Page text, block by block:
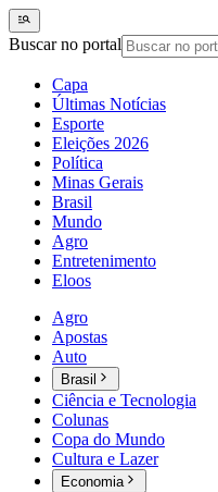
Buscar no portal
Capa
Últimas Notícias
Esporte
Eleições 2026
Política
Minas Gerais
Brasil
Mundo
Agro
Entretenimento
Eloos
Agro
Apostas
Auto
Brasil
Ciência e Tecnologia
Colunas
Copa do Mundo
Cultura e Lazer
Economia